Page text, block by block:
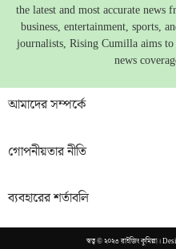
the latest and most accurate
business, entertainment, sports,
journalists, Rising Cumilla aims
news
আমাদের সম্পর্কে
গোপনীয়তার নীতি
ব্যবহারের শর্তাবলি
স্বত্ব © ২০২৩ রাইজিং কুমিল্লা।